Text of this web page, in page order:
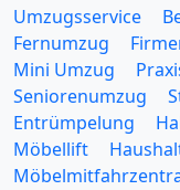
Umzugsservice
Fernumzug
Mini Umzug
Seniorenumzug
Entrümpelung
Möbellift